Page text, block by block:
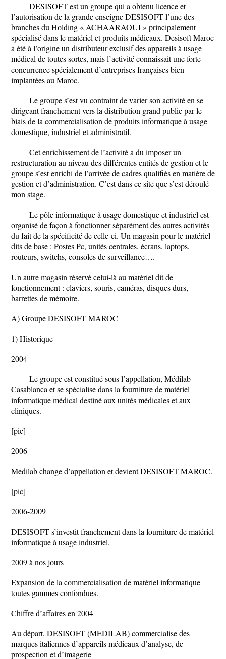
DESISOFT est un groupe qui a obtenu licence et
l’autorisation de la grande enseigne DESISOFT l’une des
branches du Holding « ACHAARAOUI » principalement
spécialisé dans le matériel et produits médicaux. Desisoft Maroc
a été à l’origine un distributeur exclusif des appareils à usage
médical de toutes sortes, mais l’activité connaissait une forte
concurrence spécialement d’entreprises françaises bien
implantées au Maroc.
Le groupe s’est vu contraint de varier son activité en se
dirigeant franchement vers la distribution grand public par le
biais de la commercialisation de produits informatique à usage
domestique, industriel et administratif.
Cet enrichissement de l’activité a du imposer un
restructuration au niveau des différentes entités de gestion et le
groupe s’est enrichi de l’arrivée de cadres qualifiés en matière de
gestion et d’administration. C’est dans ce site que s’est déroulé
mon stage.
Le pôle informatique à usage domestique et industriel est
organisé de façon à fonctionner séparément des autres activités
du fait de la spécificité de celle-ci. Un magasin pour le matériel
dits de base : Postes Pc, unités centrales, écrans, laptops,
routeurs, switchs, consoles de surveillance….
Un autre magasin réservé celui-là au matériel dit de
fonctionnement : claviers, souris, caméras, disques durs,
barrettes de mémoire.
A) Groupe DESISOFT MAROC
1) Historique
2004
Le groupe est constitué sous l’appellation, Médilab
Casablanca et se spécialise dans la fourniture de matériel
informatique médical destiné aux unités médicales et aux
cliniques.
[pic]
2006
Medilab change d’appellation et devient DESISOFT MAROC.
[pic]
2006-2009
DESISOFT s’investit franchement dans la fourniture de matériel
informatique à usage industriel.
2009 à nos jours
Expansion de la commercialisation de matériel informatique
toutes gammes confondues.
Chiffre d’affaires en 2004
Au départ, DESISOFT (MEDILAB) commercialise des
marques italiennes d’appareils médicaux d’analyse, de
prospection et d’imagerie